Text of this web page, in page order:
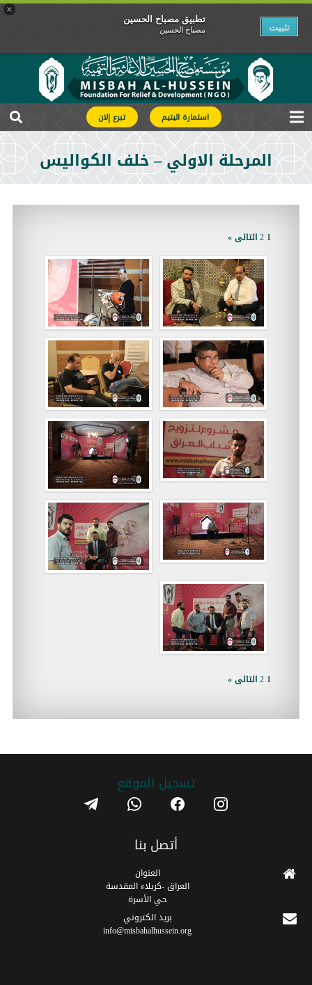
×
تطبیق مصباح الحسین
مصباح الحسین تثبیت
استمارة اليتيم تبرع إلان
المرحلة الاولي – خلف الكواليس
1
2التالى »
1
2التالى »
تسجیل الموقع instagram
facebook
whatsapp
telegram
أتصل بنا
العنوان
العراق -كربلاء المقدسة
حي الأسرة
برید الکتروني
info@misbahalhussein.org